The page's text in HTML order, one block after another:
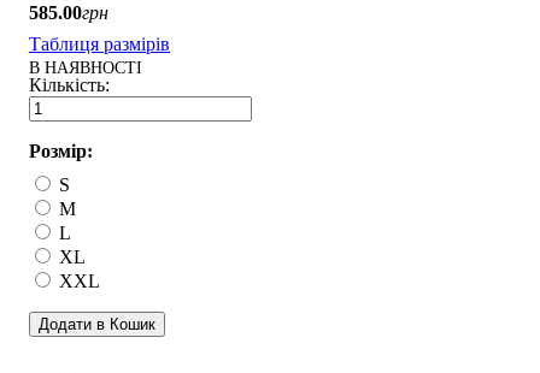
585.00грн
Таблиця размірів
В НАЯВНОСТІ
Розмір:
S
M
L
XL
XXL
Додати в Кошик